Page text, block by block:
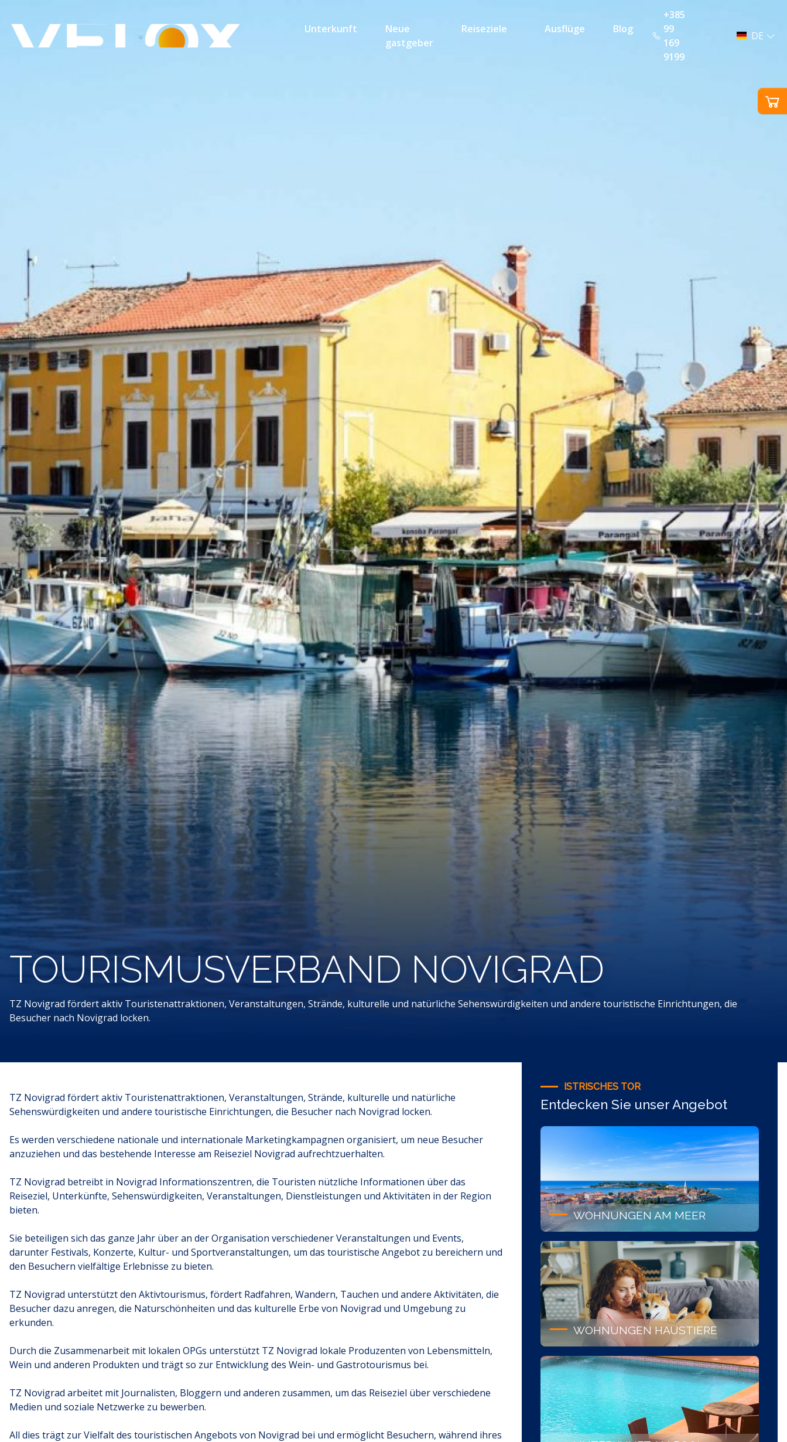
Unterkunft
Neue
gastgeber
Reiseziele Ausflüge Blog
+385
99
169
9199
DE
TOURISMUSVERBAND NOVIGRAD
TZ Novigrad fördert aktiv Touristenattraktionen, Veranstaltungen, Strände, kulturelle und natürliche Sehenswürdigkeiten und andere touristische Einrichtungen, die
Besucher nach Novigrad locken.
ISTRISCHES TOR
Entdecken Sie unser Angebot
WOHNUNGEN AM MEER
WOHNUNGEN HAUSTIERE
TZ Novigrad fördert aktiv Touristenattraktionen, Veranstaltungen, Strände, kulturelle und natürliche
Sehenswürdigkeiten und andere touristische Einrichtungen, die Besucher nach Novigrad locken.
Es werden verschiedene nationale und internationale Marketingkampagnen organisiert, um neue Besucher
anzuziehen und das bestehende Interesse am Reiseziel Novigrad aufrechtzuerhalten.
TZ Novigrad betreibt in Novigrad Informationszentren, die Touristen nützliche Informationen über das
Reiseziel, Unterkünfte, Sehenswürdigkeiten, Veranstaltungen, Dienstleistungen und Aktivitäten in der Region
bieten.
Sie beteiligen sich das ganze Jahr über an der Organisation verschiedener Veranstaltungen und Events,
darunter Festivals, Konzerte, Kultur- und Sportveranstaltungen, um das touristische Angebot zu bereichern und
den Besuchern vielfältige Erlebnisse zu bieten.
TZ Novigrad unterstützt den Aktivtourismus, fördert Radfahren, Wandern, Tauchen und andere Aktivitäten, die
Besucher dazu anregen, die Naturschönheiten und das kulturelle Erbe von Novigrad und Umgebung zu
erkunden.
Durch die Zusammenarbeit mit lokalen OPGs unterstützt TZ Novigrad lokale Produzenten von Lebensmitteln,
Wein und anderen Produkten und trägt so zur Entwicklung des Wein- und Gastrotourismus bei.
TZ Novigrad arbeitet mit Journalisten, Bloggern und anderen zusammen, um das Reiseziel über verschiedene
Medien und soziale Netzwerke zu bewerben.
All dies trägt zur Vielfalt des touristischen Angebots von Novigrad bei und ermöglicht Besuchern, während ihres